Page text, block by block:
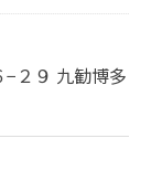
２９ 九勧博多